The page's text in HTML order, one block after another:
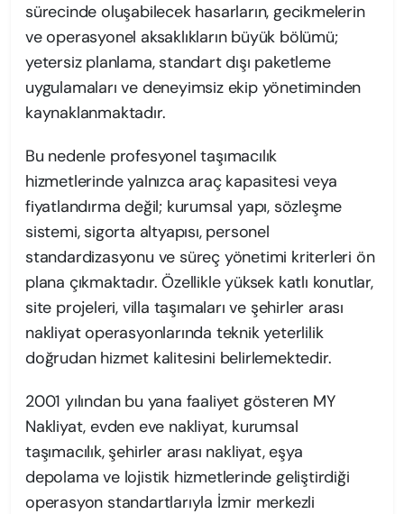
sürecinde oluşabilecek hasarların, gecikmelerin
ve operasyonel aksaklıkların büyük bölümü;
yetersiz planlama, standart dışı paketleme
uygulamaları ve deneyimsiz ekip yönetiminden
kaynaklanmaktadır.
Bu nedenle profesyonel taşımacılık
hizmetlerinde yalnızca araç kapasitesi veya
fiyatlandırma değil; kurumsal yapı, sözleşme
sistemi, sigorta altyapısı, personel
standardizasyonu ve süreç yönetimi kriterleri ön
plana çıkmaktadır. Özellikle yüksek katlı konutlar,
site projeleri, villa taşımaları ve şehirler arası
nakliyat operasyonlarında teknik yeterlilik
doğrudan hizmet kalitesini belirlemektedir.
2001 yılından bu yana faaliyet gösteren MY
Nakliyat, evden eve nakliyat, kurumsal
taşımacılık, şehirler arası nakliyat, eşya
depolama ve lojistik hizmetlerinde geliştirdiği
operasyon standartlarıyla İzmir merkezli